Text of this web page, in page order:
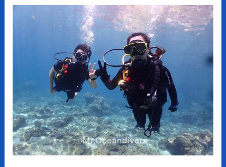
ー
行
く
ピ
ピ
島、